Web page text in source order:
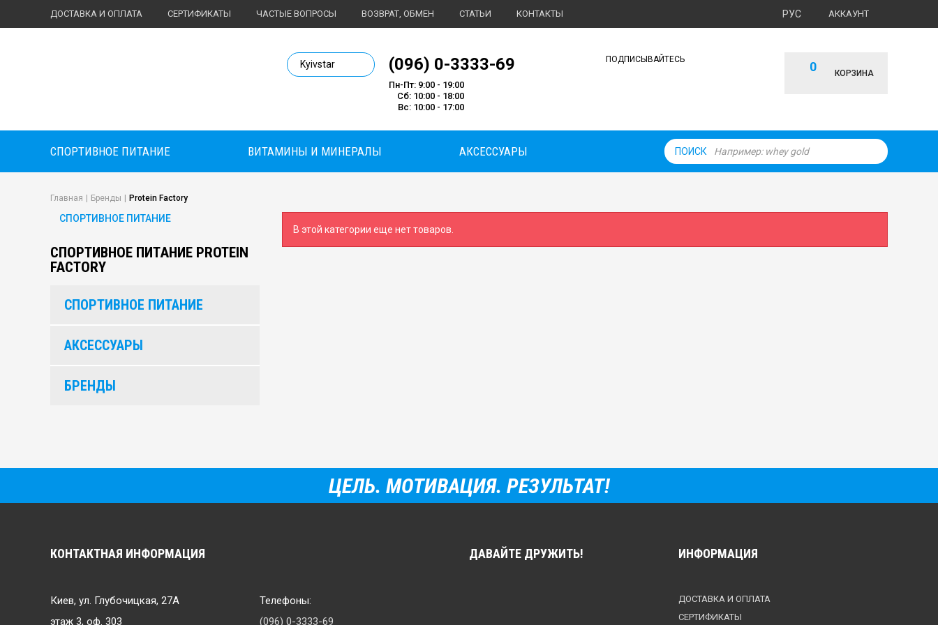
ДОСТАВКА И ОПЛАТА СЕРТИФИКАТЫ ЧАСТЫЕ ВОПРОСЫ ВОЗВРАТ, ОБМЕН СТАТЬИ КОНТАКТЫ АККАУНТ
РУС
Body Market №1 магазин спортивного питания
Kyivstar (096) 0-3333-69
Пн-Пт: 9:00 - 19:00
Сб: 10:00 - 18:00
Вс: 10:00 - 17:00
0 КОРЗИНА
ПОДПИСЫВАЙТЕСЬ
ПОИСК
СПОРТИВНОЕ ПИТАНИЕ ВИТАМИНЫ И МИНЕРАЛЫ АКСЕССУАРЫ
Главная Бренды Protein Factory
СПОРТИВНОЕ ПИТАНИЕ
СПОРТИВНОЕ ПИТАНИЕ PROTEIN
FACTORY
СПОРТИВНОЕ ПИТАНИЕ
АКСЕССУАРЫ
БРЕНДЫ
В этой категории еще нет товаров.
ЦЕЛЬ. МОТИВАЦИЯ. РЕЗУЛЬТАТ!
КОНТАКТНАЯ ИНФОРМАЦИЯ
Киев, ул. Глубочицкая, 27А
этаж 3, оф. 303
Телефоны:
(096) 0-3333-69
ДАВАЙТЕ ДРУЖИТЬ! ИНФОРМАЦИЯ
ДОСТАВКА И ОПЛАТА
СЕРТИФИКАТЫ